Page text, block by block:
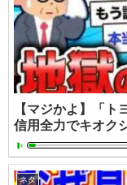
【マジかよ】「ト
信用全力でキオク
ネタ